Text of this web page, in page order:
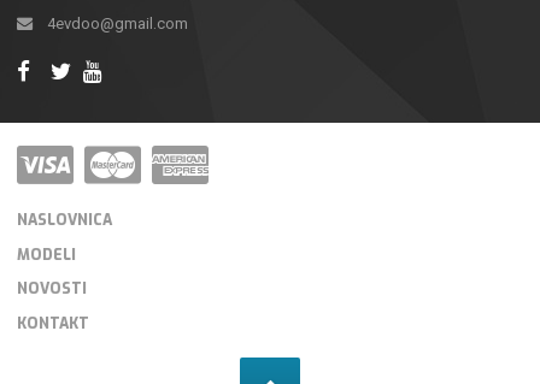
4evdoo@gmail.com
NASLOVNICA
MODELI
NOVOSTI
KONTAKT